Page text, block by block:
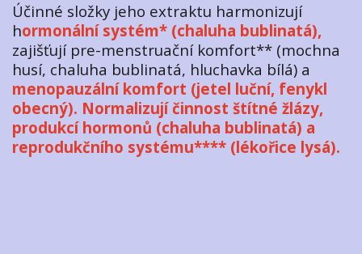
Účinné složky jeho extraktu harmonizují
hormonální systém* (chaluha bublinatá),
zajišťují pre-menstruační komfort** (mochna
husí, chaluha bublinatá, hluchavka bílá) a
menopauzální komfort (jetel luční, fenykl
obecný). Normalizují činnost štítné žlázy,
produkcí hormonů (chaluha bublinatá) a
reprodukčního systému**** (lékořice lysá).